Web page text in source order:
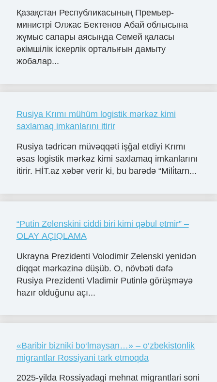
Қазақстан Республикасының Премьер-
министрі Олжас Бектенов Абай облысына
жұмыс сапары аясында Семей қаласы
әкімшілік іскерлік орталығын дамыту
жобалар...
Rusiya Krımı mühüm logistik mərkəz kimi
saxlamaq imkanlarını itirir
Rusiya tədricən müvəqqəti işğal etdiyi Krımı
əsas logistik mərkəz kimi saxlamaq imkanlarını
itirir. HİT.az xəbər verir ki, bu barədə “Mili̇tarn...
“Putin Zelenskini ciddi biri kimi qəbul etmir” –
OLAY AÇIQLAMA
Ukrayna Prezidenti Volodimir Zelenski yenidən
diqqət mərkəzinə düşüb. O, növbəti dəfə
Rusiya Prezidenti Vladimir Putinlə görüşməyə
hazır olduğunu açı...
«Baribir bizniki bo‘lmaysan…» – o‘zbekistonlik
migrantlar Rossiyani tark etmoqda
2025-yilda Rossiyadagi mehnat migrantlari soni